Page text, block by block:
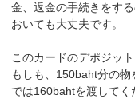
金、返金の手続きをす
おいても大丈夫です。
このカードのデポジッ
もしも、150baht分の
では160bahtを渡してく